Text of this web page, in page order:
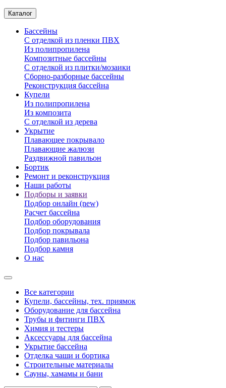
Каталог
Бассейны
С отделкой из пленки ПВХ
Из полипропилена
Композитные бассейны
С отделкой из плитки/мозаики
Сборно-разборные бассейны
Реконструкция бассейна
Купели
Из полипропилена
Из композита
С отделкой из дерева
Укрытие
Плавающее покрывало
Плавающие жалюзи
Раздвижной павильон
Бортик
Ремонт и реконструкция
Наши работы
Подборы и заявки
Подбор онлайн (new)
Расчет бассейна
Подбор оборудования
Подбор покрывала
Подбор павильона
Подбор камня
О нас
Все категории
Купели, бассейны, тех. приямок
Оборудование для бассейна
Трубы и фитинги ПВХ
Химия и тестеры
Аксессуары для бассейна
Укрытие бассейна
Отделка чаши и бортика
Строительные материалы
Сауны, хамамы и бани